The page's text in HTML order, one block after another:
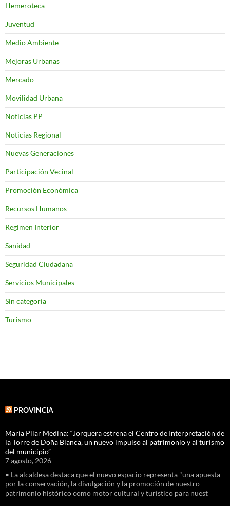
Hemeroteca
Juventud
Medio Ambiente
Mejoras Urbanas
Mercado
Movilidad Urbana
Noticias PP
Noticias Regional
Nuevas Generaciones
Participación Vecinal
Promoción Económica
Recursos Humanos
Regimen Interior
Sanidad
Seguridad Ciudadana
Servicios Municipales
Sin categoría
Turismo
PROVINCIA
María Pilar Medina: “Jorquera estrena el Centro de Interpretación de
la Torre de Doña Blanca, un nuevo impulso al patrimonio y al turismo
del municipio”
7 agosto, 2026
• La alcaldesa destaca que el nuevo espacio representa "una apuesta
por la conservación, la divulgación y la promoción de nuestro
patrimonio histórico como motor cultural y turístico para nuest